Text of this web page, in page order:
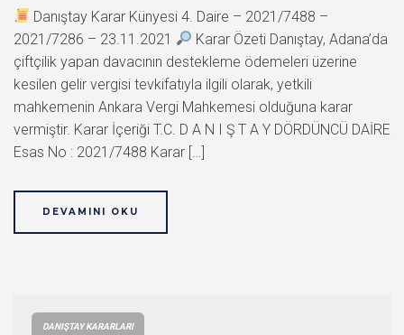
Danıştay Karar Künyesi 4. Daire – 2021/7488 –
2021/7286 – 23.11.2021
Karar Özeti Danıştay, Adana’da
çiftçilik yapan davacının destekleme ödemeleri üzerine
kesilen gelir vergisi tevkifatıyla ilgili olarak, yetkili
mahkemenin Ankara Vergi Mahkemesi olduğuna karar
vermiştir. Karar İçeriği T.C. D A N I Ş T A Y DÖRDÜNCÜ DAİRE
Esas No : 2021/7488 Karar […]
DEVAMINI OKU
DANIŞTAY KARARLARI